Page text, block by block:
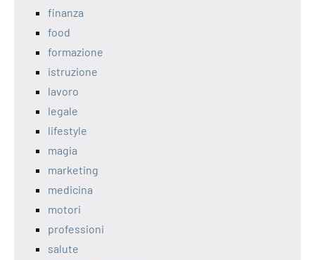
finanza
food
formazione
istruzione
lavoro
legale
lifestyle
magia
marketing
medicina
motori
professioni
salute